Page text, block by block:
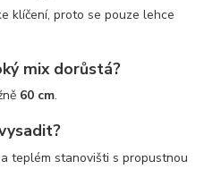
klíčení, proto se pouze lehce
mix dorůstá?
60 cm.
teplém stanovišti s propustnou